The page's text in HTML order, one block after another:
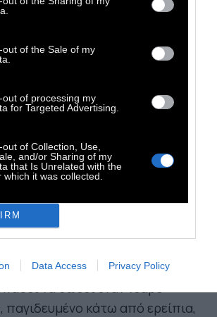
out of the Sale of my
out of processing my
for Targeted Advertising.
of Collection, Use,
and/or Sharing of my
that Is Unrelated with the
it was collected.
Data Access Privacy Policy
Ψυχολογικό
σε σκηνοθεσία Τσαγκλά
τηλεφωνήτρια σε ροζ
παγιδευμένο κάτω από ερείπια,